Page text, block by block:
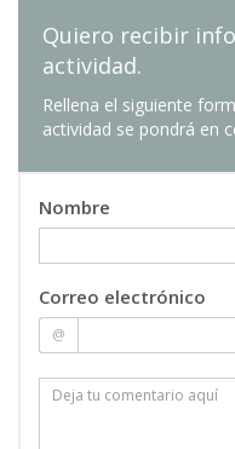
Quiero recibir
actividad.
Rellena el siguiente
actividad se pondrá en
Nombre
Correo electrónico
@